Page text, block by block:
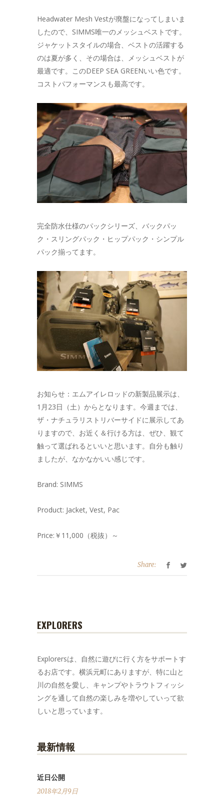
Headwater Mesh Vestが廃盤になってしまいま
したので、SIMMS唯一のメッシュベストです。
ジャケットスタイルの場合、ベストの活躍する
のは夏が多く、その場合は、メッシュベストが
最適です。このDEEP SEA GREENいい色です。
コストパフォーマンスも最高です。
完全防水仕様のパックシリーズ、バックパッ
ク・スリングパック・ヒップパック・シンプル
パック揃ってます。
お知らせ：エムアイレロッドの新製品展示は、
1月23日（土）からとなります。今週までは、
ザ・ナチュラリストリバーサイドに展示してあ
りますので、お近く＆行ける方は、ぜひ、観て
触って選ばれるといいと思います。自分も触り
ましたが、なかなかいい感じです。
Brand: SIMMS
Product: Jacket, Vest, Pac
Price:￥11,000（税抜）～
Share:
EXPLORERS
Explorersは、自然に遊びに行く方をサポートす
るお店です。横浜元町にありますが、特に山と
川の自然を愛し、キャンプやトラウトフィッシ
ングを通して自然の楽しみを増やしていって欲
しいと思っています。
最新情報
近日公開
2018年2月9日